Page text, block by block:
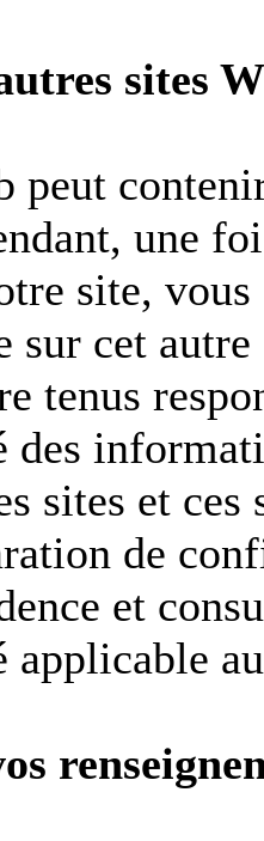
sites
peut
une
site, vous
sur cet
tenus
sites et ces
de
et